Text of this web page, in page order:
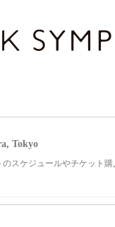
Tokyo
スケジュールやチケット